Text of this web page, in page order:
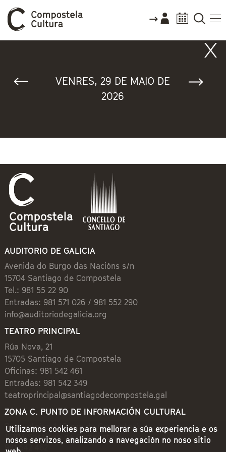
VENRES, 29 DE MAIO DE
2026
AUDITORIO DE GALICIA
Avenida do Burgo das Nacións s/n
15704 Santiago de Compostela
Tel.: 981 55 22 90
Entradas: 981 571 026 / 981 552 290
info@auditoriodegalicia.org
TEATRO PRINCIPAL
Rúa Nova, 21
15705 Santiago de Compostela
Oficinas: 981 542 461
Entradas: 981 542 349
teatroprincipal@santiagodecompostela.gal
ZONA C. PUNTO DE INFORMACIÓN CULTURAL
Preguntoiro, 1 (Praza de Cervantes)
15704 Santiago de Compostela
981 542 462
Utilizamos cookies para mellorar a súa experiencia e os
nosos servizos, analizando a navegación no noso sitio